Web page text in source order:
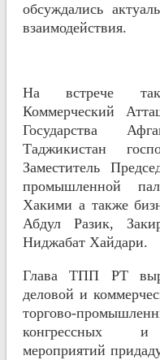
обсуждались
взаимодействия.
На встрече
Коммерческий
Государства
Таджикистан
Заместитель
промышленной
Хакими а также
Абдул Разик,
Ниджабат Хайдари.
Глава ТПП РТ
деловой и
торгово-
конгрессных и
мероприятий